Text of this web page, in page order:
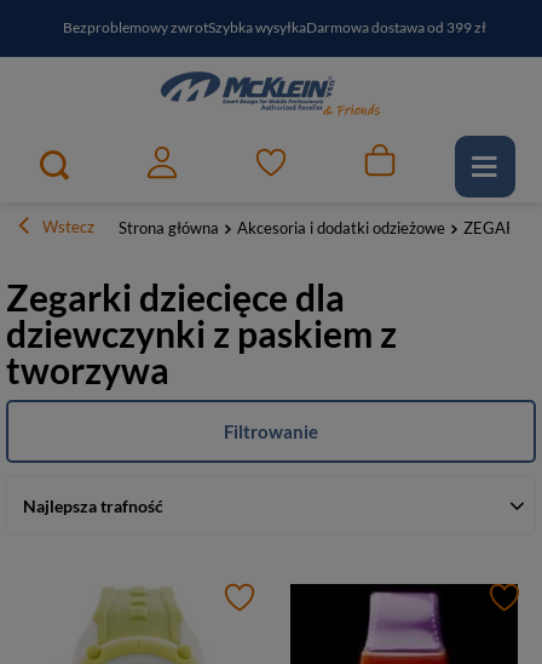
Bezproblemowy zwrotSzybka wysyłkaDarmowa dostawa od 399 zł
PayPo - kup i zapłać za30 dniZapisz się do newslettera i odbierz RABAT
Wstecz Strona główna Akcesoria i dodatki odzieżowe ZEGARKI
Zegarki dziecięce dla
dziewczynki z paskiem z
tworzywa
Najlepsza trafność
Filtrowanie